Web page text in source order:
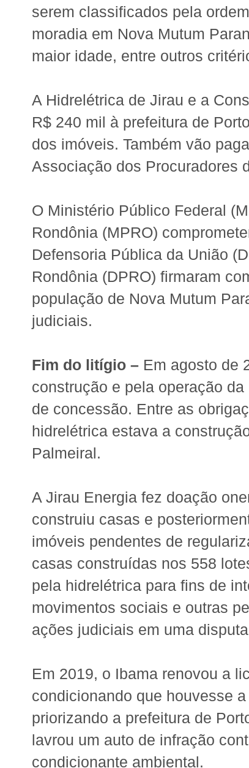
serem classificados pela
moradia em Nova Mutum
maior idade, entre outros
A Hidrelétrica de Jirau e a
R$ 240 mil à prefeitura de
dos imóveis. Também vão
Associação dos Procuradores
O Ministério Público Federal
Rondônia (MPRO)
Defensoria Pública da União
Rondônia (DPRO) firmaram
população de Nova Mutum
judiciais.
Fim do litígio – Em agosto de
construção e pela operação
de concessão. Entre as
hidrelétrica estava a
Palmeiral.
A Jirau Energia fez doação
construiu casas e
imóveis pendentes de
casas construídas nos 558
pela hidrelétrica para fins de
movimentos sociais e outras
ações judiciais em uma
Em 2019, o Ibama renovou a
condicionando que houvesse
priorizando a prefeitura de
lavrou um auto de infração
condicionante ambiental.